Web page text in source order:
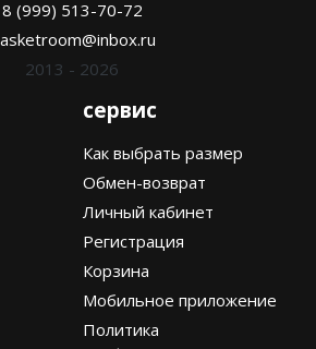
8 (999) 513-70-72
2013 - 2026
сервис
Как выбрать размер
Обмен-возврат
Личный кабинет
Регистрация
Корзина
Мобильное приложение
Политика